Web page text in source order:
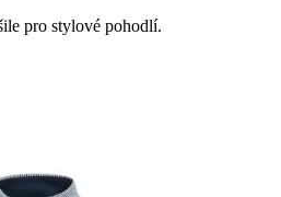
pro stylové pohodlí.